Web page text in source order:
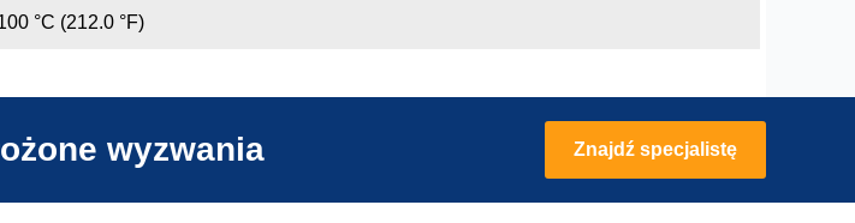
°C (212.0 °F)
wyzwania Znajdź specjalistę